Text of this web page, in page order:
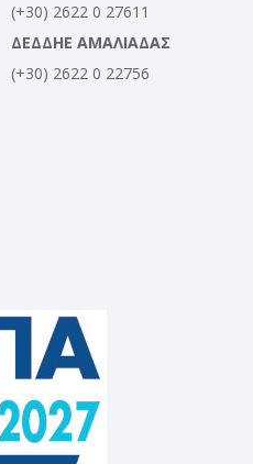
(+30) 2622 0 27611
ΔΕΔΔΗΕ ΑΜΑΛΙΑΔΑΣ
(+30) 2622 0 22756